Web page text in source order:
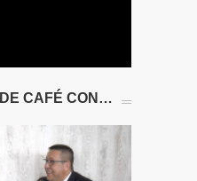
CAFÉ CON…